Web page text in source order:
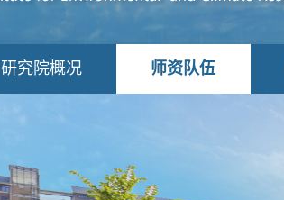
研究院概况 师资队伍